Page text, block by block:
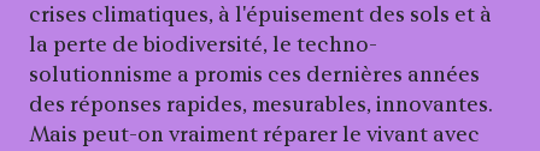
crises climatiques, à l'épuisement des sols et à
la perte de biodiversité, le techno-
solutionnisme a promis ces dernières années
des réponses rapides, mesurables, innovantes.
Mais peut-on vraiment réparer le vivant avec